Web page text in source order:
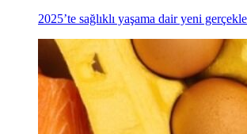
2025’te sağlıklı yaşama dair yeni